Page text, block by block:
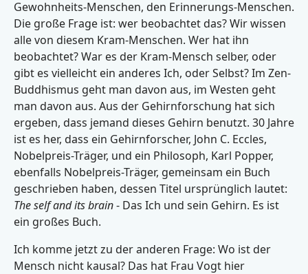
Gewohnheits-Menschen, den Erinnerungs-Menschen.
Die große Frage ist: wer beobachtet das? Wir wissen
alle von diesem Kram-Menschen. Wer hat ihn
beobachtet? War es der Kram-Mensch selber, oder
gibt es vielleicht ein anderes Ich, oder Selbst? Im Zen-
Buddhismus geht man davon aus, im Westen geht
man davon aus. Aus der Gehirnforschung hat sich
ergeben, dass jemand dieses Gehirn benutzt. 30 Jahre
ist es her, dass ein Gehirnforscher, John C. Eccles,
Nobelpreis-Träger, und ein Philosoph, Karl Popper,
ebenfalls Nobelpreis-Träger, gemeinsam ein Buch
geschrieben haben, dessen Titel ursprünglich lautet:
The self and its brain- Das Ich und sein Gehirn. Es ist
ein großes Buch.
Ich komme jetzt zu der anderen Frage: Wo ist der
Mensch nicht kausal? Das hat Frau Vogt hier